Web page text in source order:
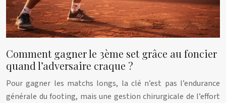
Comment gagner le 3ème set grâce au foncier
quand l’adversaire craque ?
Pour gagner les matchs longs, la clé n’est pas l’endurance
générale du footing, mais une gestion chirurgicale de l’effort